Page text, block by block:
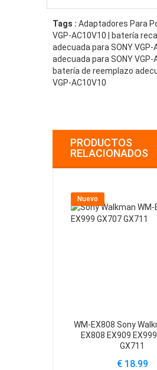
Tags : Adaptadores Para
VGP-AC10V10 | batería
adecuada para SONY VGP-
adecuada para SONY VGP-
batería de reemplazo
VGP-AC10V10
PRODUCTOS
RELACIONADOS
Nuevo
WM-EX808 Sony
EX808 EX909
GX711
€ 18.99